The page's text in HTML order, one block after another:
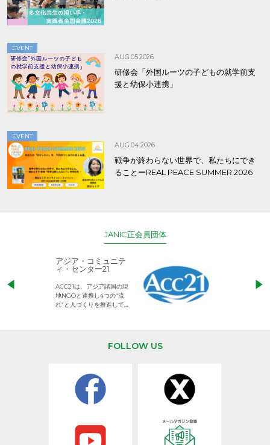
EVENT
AUG.05.2026
研修会「外国ルーツの子どもの就学前支
援と幼保小連携」
EVENT
AUG.04.2026
戦争が終わらない世界で、私たちにでき
ることーREAL PEACE SUMMER 2026
JANIC正会員団体
アジア・コミュニテ
ィ・センター21
ACC21は、アジア諸国の現
地NGOと連携し4つの“流
れ”と人づくりを推進してい
児童労働のない
権利が守られた
FOLLOW US